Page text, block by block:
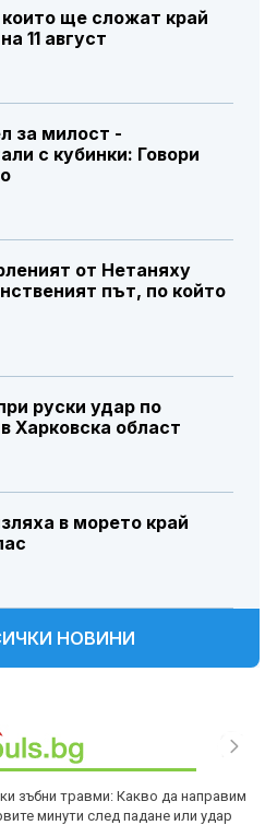
ще сложат край
11 август
за милост -
с кубинки: Говори
от Нетаняху
път, по който
руски удар по
Харковска област
в морето край
НОВИНИ
зъбни травми: Какво да направим
минути след падане или удар